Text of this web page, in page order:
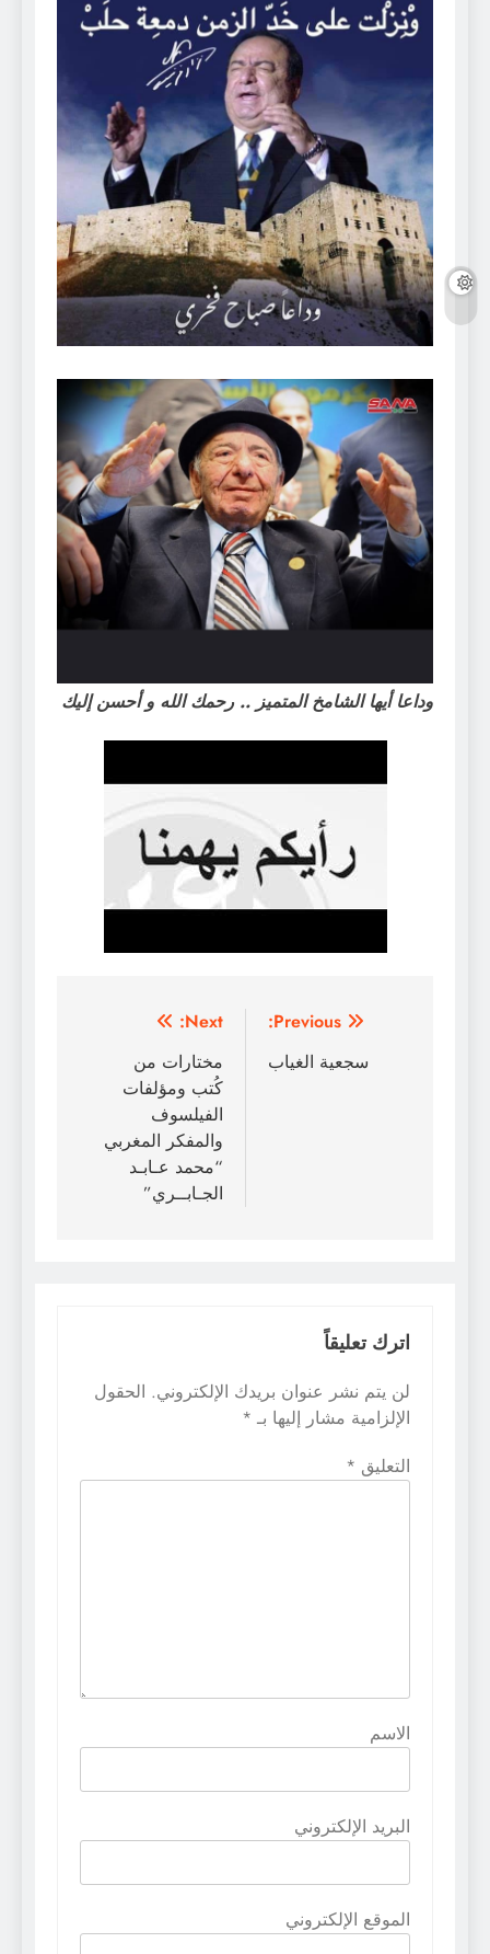
وداعا أيها الشامخ المتميز .. رحمك الله و أحسن إليك
تصفّح
المقالات
Previous:
سجعية الغياب
Next:
مختارات من
كُتب ومؤلفات
الفيلسوف
والمفكر المغربي
“محمد عـابـد
الجـابــري”
اترك تعليقاً
لن يتم نشر عنوان بريدك الإلكتروني. الحقول
الإلزامية مشار إليها بـ *
التعليق *
الاسم
البريد الإلكتروني
الموقع الإلكتروني